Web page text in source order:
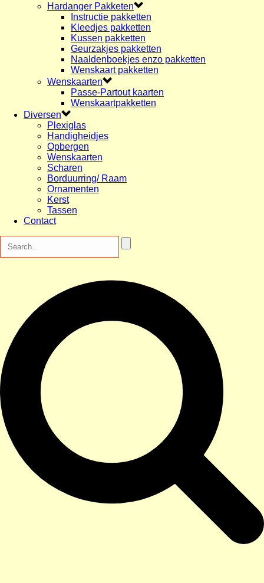
Hardanger Pakketen
Instructie pakketten
Kleedjes pakketten
Kussen pakketten
Geurzakjes pakketten
Naaldenboekjes enzo pakketten
Wenskaart pakketten
Wenskaarten
Passe-Partout kaarten
Wenskaartpakketten
Diversen
Plexiglas
Handigheidjes
Opbergen
Wenskaarten
Scharen
Borduurring/ Raam
Ornamenten
Kerst
Tassen
Contact